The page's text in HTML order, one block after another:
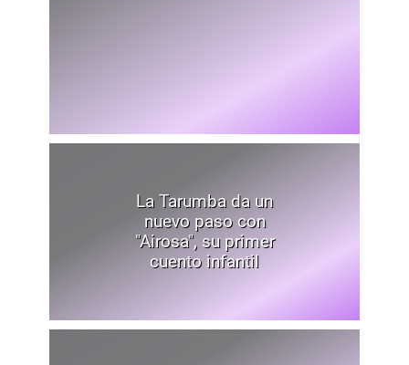
La Tarumba da un
nuevo paso con
"Airosa", su primer
cuento infantil